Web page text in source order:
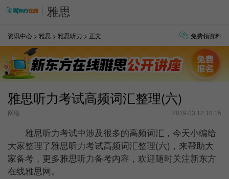
雅思
资讯中心 > 雅思 > 雅思听力 > 正文 免费领资料
雅思听力考试高频词汇整理(六)
网络 2019.03.12 10:15
雅思听力考试中涉及很多的高频词汇，今天小编给
大家整理了雅思听力考试高频词汇整理(六)，来帮助大
家备考，更多雅思听力备考内容，欢迎随时关注新东方
在线雅思网。